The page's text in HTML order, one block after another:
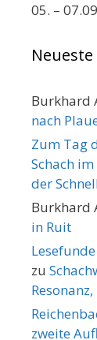
05. –
Burkhard
nach
Zum Tag
Schach
der
Burkhard
in Ruit
zu
zweite